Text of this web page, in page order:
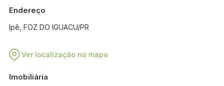
Endereço
Ipê, FOZ DO IGUACU/PR
Ver localização no mapa
Imobiliária